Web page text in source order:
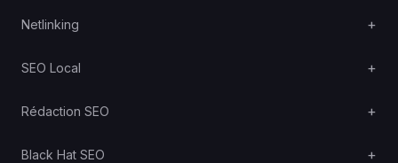
Netlinking
SEO Local
Rédaction SEO
Black Hat SEO